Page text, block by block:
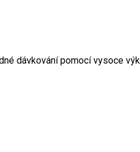
dávkování pomocí vysoce